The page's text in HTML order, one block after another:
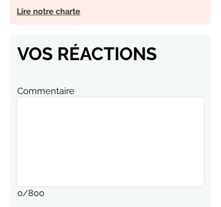
Lire notre charte
VOS RÉACTIONS
Commentaire
0/800